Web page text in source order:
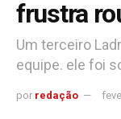
frustra
Um terceiro
equipe. ele foi
por redação